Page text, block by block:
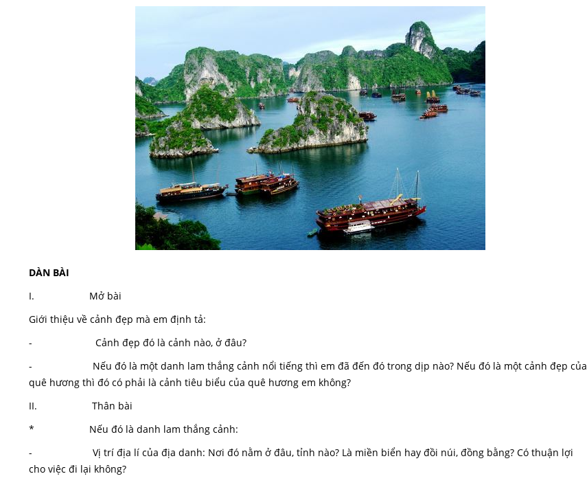
DÀN BÀI
I. Mở bài
Giới thiệu về cảnh đẹp mà em định tả:
- Cảnh đẹp đó là cảnh nào, ở đâu?
- Nếu đó là một danh lam thắng cảnh nổi tiếng thì em đã đến đó trong dịp nào? Nếu đó là một cảnh đẹp của
quê hương thì đó có phải là cảnh tiêu biểu của quê hương em không?
II. Thân bài
* Nếu đó là danh lam thắng cảnh:
- Vị trí địa lí của địa danh: Nơi đó nằm ở đâu, tỉnh nào? Là miền biển hay đồi núi, đồng bằng? Có thuận lợi
cho việc đi lại không?